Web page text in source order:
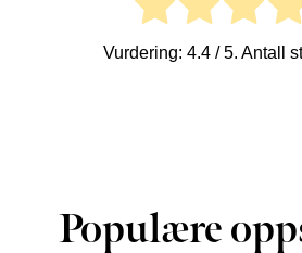
Vurdering: 4.4/ 5. Antall
Populære